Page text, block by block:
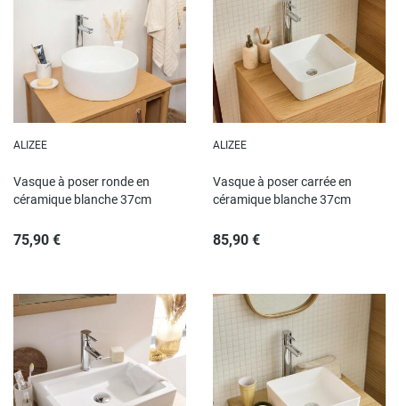
ALIZEE
Vasque à poser ronde en
céramique blanche 37cm
75,90 €
ALIZEE
Vasque à poser carrée en
céramique blanche 37cm
85,90 €